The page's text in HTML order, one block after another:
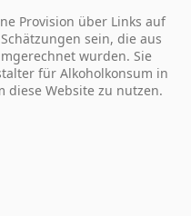
Provision über Links auf
sein, die aus
wurden. Sie
für Alkoholkonsum in
diese Website zu nutzen.